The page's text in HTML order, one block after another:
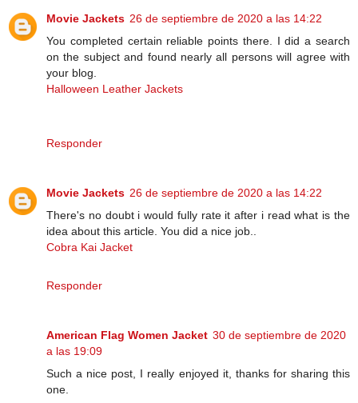
Movie Jackets 26 de septiembre de 2020 a las 14:22
You completed certain reliable points there. I did a search
on the subject and found nearly all persons will agree with
your blog.
Halloween Leather Jackets
Responder
Movie Jackets 26 de septiembre de 2020 a las 14:22
There's no doubt i would fully rate it after i read what is the
idea about this article. You did a nice job..
Cobra Kai Jacket
Responder
American Flag Women Jacket 30 de septiembre de 2020
a las 19:09
Such a nice post, I really enjoyed it, thanks for sharing this
one.